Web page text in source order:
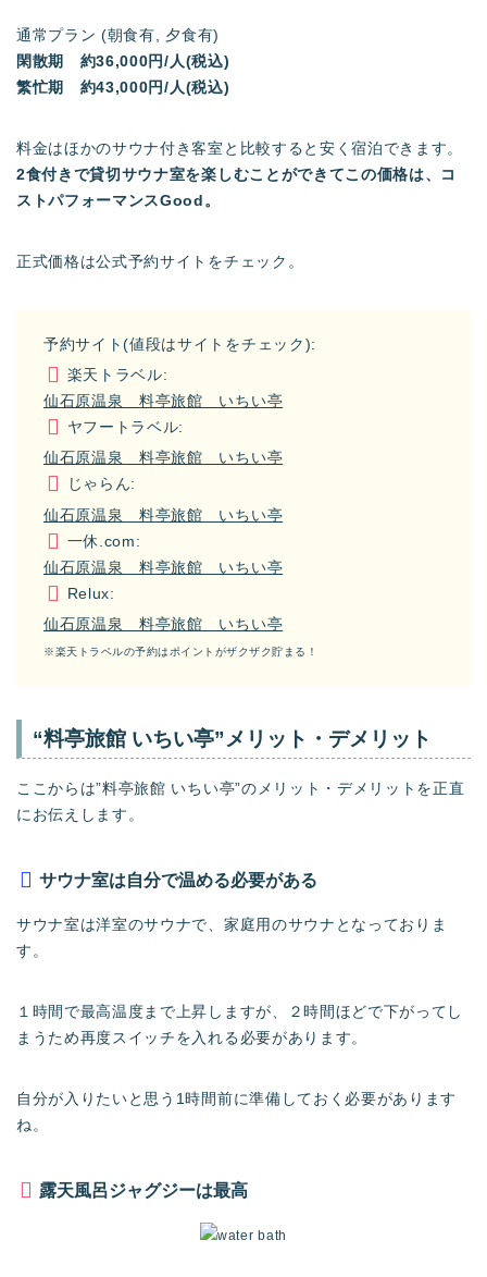
通常プラン (朝食有, 夕食有)
閑散期 約36,000円/人(税込)
繁忙期 約43,000円/人(税込)
料金はほかのサウナ付き客室と比較すると安く宿泊できます。
2食付きで貸切サウナ室を楽しむことができてこの価格は、コ
ストパフォーマンスGood。
正式価格は公式予約サイトをチェック。
予約サイト(値段はサイトをチェック):
楽天トラベル:
仙石原温泉 料亭旅館 いちい亭
ヤフートラベル:
仙石原温泉 料亭旅館 いちい亭
じゃらん:
仙石原温泉 料亭旅館 いちい亭
一休.com:
仙石原温泉 料亭旅館 いちい亭
Relux:
仙石原温泉 料亭旅館 いちい亭
※楽天トラベルの予約はポイントがザクザク貯まる！
“料亭旅館 いちい亭”メリット・デメリット
ここからは”料亭旅館 いちい亭”のメリット・デメリットを正直
にお伝えします。
サウナ室は自分で温める必要がある
サウナ室は洋室のサウナで、家庭用のサウナとなっておりま
す。
１時間で最高温度まで上昇しますが、２時間ほどで下がってし
まうため再度スイッチを入れる必要があります。
自分が入りたいと思う1時間前に準備しておく必要があります
ね。
露天風呂ジャグジーは最高